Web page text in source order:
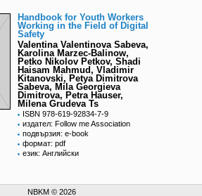
Handbook for Youth Workers
Working in the Field of Digital
Safety
Valentina Valentinova Sabeva,
Karolina Marzec-Balinow,
Petko Nikolov Petkov, Shadi
Haisam Mahmud, Vladimir
Kitanovski, Petya Dimitrova
Sabeva, Mila Georgieva
Dimitrova, Petra Hauser,
Milena Grudeva Ts
ISBN 978-619-92834-7-9
издател: Follow me Association
подвързия: e-book
формат: pdf
език: Английски
NBKM © 2026